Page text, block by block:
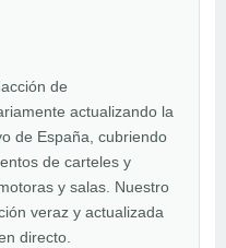
de
actualizando la
de España, cubriendo
de carteles y
y salas. Nuestro
veraz y actualizada
directo.